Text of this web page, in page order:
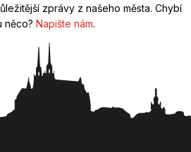
zprávy z našeho města. Chybí
něco? Napište nám.